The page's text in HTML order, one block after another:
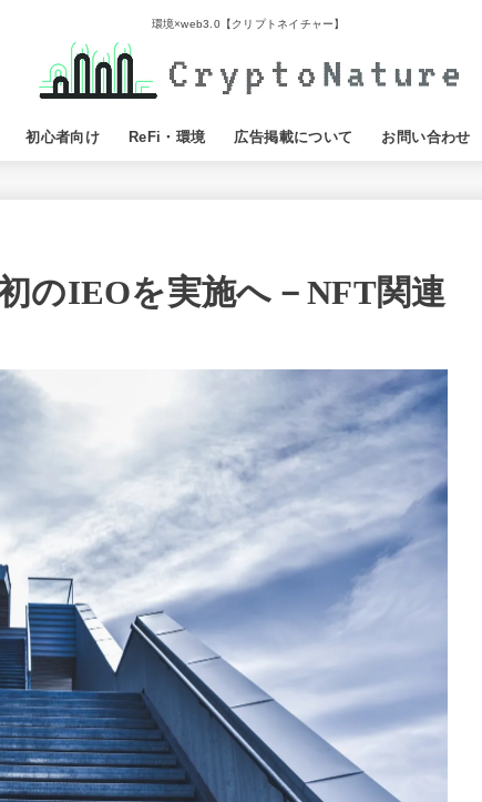
環境×web3.0【クリプトネイチャー】
初心者向け ReFi・環境 広告掲載について お問い合わせ
のIEOを実施へ－NFT関連